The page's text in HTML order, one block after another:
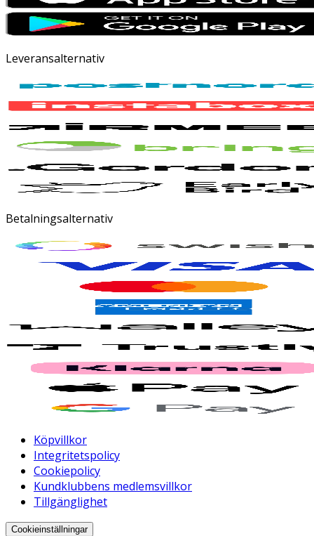
Leveransalternativ
Betalningsalternativ
Köpvillkor
Integritetspolicy
Cookiepolicy
Kundklubbens medlemsvillkor
Tillgänglighet
Cookieinställningar